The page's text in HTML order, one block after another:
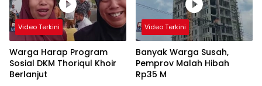
Video Terkini
Warga Harap Program
Sosial DKM Thoriqul Khoir
Berlanjut
Video Terkini
Banyak Warga Susah,
Pemprov Malah Hibah
Rp35 M